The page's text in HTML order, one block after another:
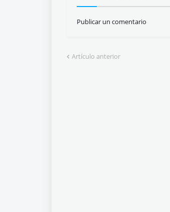
Publicar un comentario
Artículo anterior